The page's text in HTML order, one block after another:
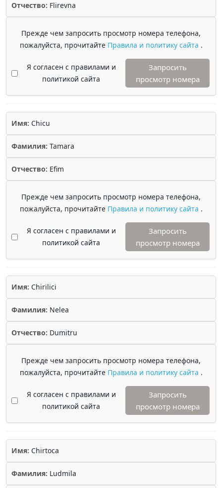
Отчество: Flirevna
Прежде чем запросить просмотр номера телефона,
пожалуйста, прочитайте Правила и политику сайта .
Я согласен с правилами и
политикой сайта
Запросить
просмотр номера
Имя: Chicu
Фамилия: Tamara
Отчество: Efim
Прежде чем запросить просмотр номера телефона,
пожалуйста, прочитайте Правила и политику сайта .
Я согласен с правилами и
политикой сайта
Запросить
просмотр номера
Имя: Chirilici
Фамилия: Nelea
Отчество: Dumitru
Прежде чем запросить просмотр номера телефона,
пожалуйста, прочитайте Правила и политику сайта .
Я согласен с правилами и
политикой сайта
Запросить
просмотр номера
Имя: Chirtoca
Фамилия: Ludmila